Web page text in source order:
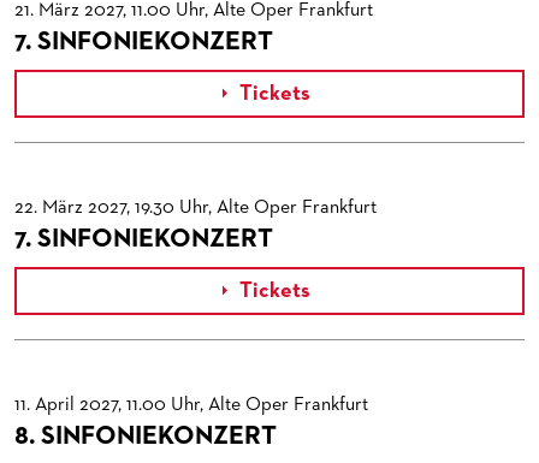
21. März 2027, 11.00 Uhr, Alte Oper Frankfurt
7. SINFONIEKONZERT
 Tickets
22. März 2027, 19.30 Uhr, Alte Oper Frankfurt
7. SINFONIEKONZERT
 Tickets
11. April 2027, 11.00 Uhr, Alte Oper Frankfurt
8. SINFONIEKONZERT